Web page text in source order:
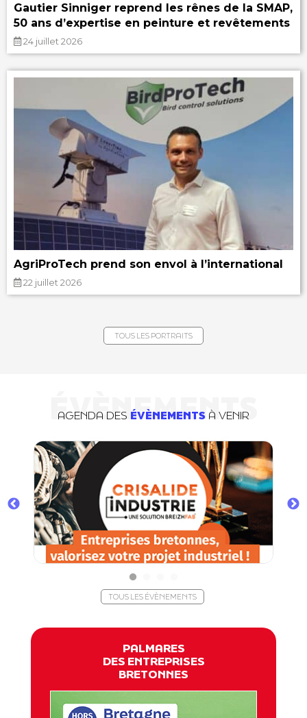
Gautier Sinniger reprend les rênes de la SMAP,
50 ans d’expertise en peinture et revêtements
24 juillet 2026
AgriProTech prend son envol à l’international
22 juillet 2026
TOUS LES PORTRAITS
ÉVÈNEMENTS
AGENDA DES ÉVÈNEMENTS À VENIR
TOUS LES ÉVÈNEMENTS
PALMARES
DES ENTREPRISES
BRETONNES